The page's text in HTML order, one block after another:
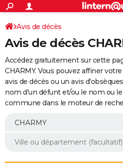
ACTUALITÉS
Politique
Société
Faits Divers
Education
Monde
Villes
+
SPORT
Coupe du monde 2026
Football
Tennis
Cyclisme
Rugby
Forum
Programme TV
TNT
Streaming
Cinéma
Sorties cinéma
Musique
+
FINANCE
Retraite
Epargne
Immobilier
Risques naturels par ville
Banque
Assurance
AUTO
Essais
Réserver un essai
Citadines
Berlines
SUV
Forum auto
+
Mobiles
Meilleur smartphone
Internet
Ordinateurs
Jeux vidéo
Guide high-tech
Aménagement intérieur
Avis de décès
Avis de décès
Accédez gratuitement sur cette
CHARMY. Vous pouvez affiner
avis de décès ou un avis
nom d'un défunt et/ou le nom ou
commune dans le moteur de